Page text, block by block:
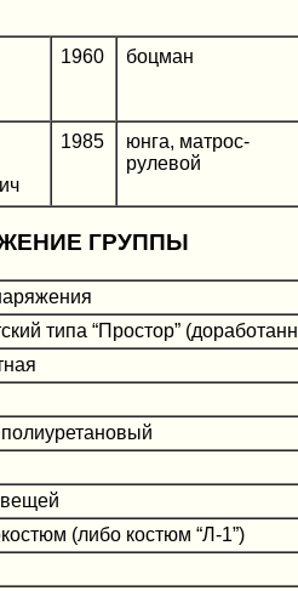
1960 боцман
1985
юнга, матрос-
рулевой
ГРУППЫ
типа “Простор”
(либо костюм “Л-1”)